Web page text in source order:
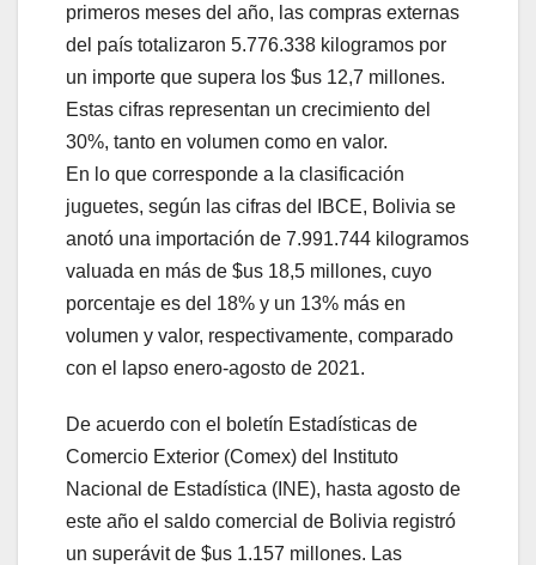
primeros meses del año, las compras externas
del país totalizaron 5.776.338 kilogramos por
un importe que supera los $us 12,7 millones.
Estas cifras representan un crecimiento del
30%, tanto en volumen como en valor.
En lo que corresponde a la clasificación
juguetes, según las cifras del IBCE, Bolivia se
anotó una importación de 7.991.744 kilogramos
valuada en más de $us 18,5 millones, cuyo
porcentaje es del 18% y un 13% más en
volumen y valor, respectivamente, comparado
con el lapso enero-agosto de 2021.
De acuerdo con el boletín Estadísticas de
Comercio Exterior (Comex) del Instituto
Nacional de Estadística (INE), hasta agosto de
este año el saldo comercial de Bolivia registró
un superávit de $us 1.157 millones. Las